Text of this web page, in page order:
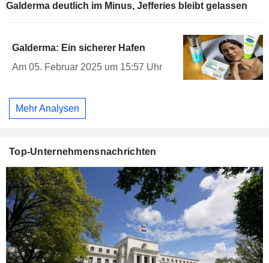
Galderma deutlich im Minus, Jefferies bleibt gelassen
Galderma: Ein sicherer Hafen
Am 05. Februar 2025 um 15:57 Uhr
Mehr Analysen
Top-Unternehmensnachrichten